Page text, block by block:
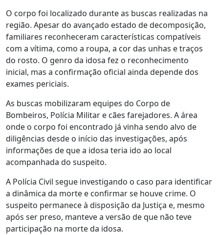
O corpo foi localizado durante as buscas realizadas na
região. Apesar do avançado estado de decomposição,
familiares reconheceram características compatíveis
com a vítima, como a roupa, a cor das unhas e traços
do rosto. O genro da idosa fez o reconhecimento
inicial, mas a confirmação oficial ainda depende dos
exames periciais.
As buscas mobilizaram equipes do Corpo de
Bombeiros, Polícia Militar e cães farejadores. A área
onde o corpo foi encontrado já vinha sendo alvo de
diligências desde o início das investigações, após
informações de que a idosa teria ido ao local
acompanhada do suspeito.
A Polícia Civil segue investigando o caso para identificar
a dinâmica da morte e confirmar se houve crime. O
suspeito permanece à disposição da Justiça e, mesmo
após ser preso, manteve a versão de que não teve
participação na morte da idosa.